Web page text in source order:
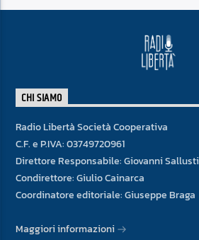
CHI SIAMO
Radio Libertà Società Cooperativa
C.F. e P.IVA: 03749720961
Direttore Responsabile: Giovanni Sallusti
Condirettore: Giulio Cainarca
Coordinatore editoriale: Giuseppe Braga
Maggiori informazioni